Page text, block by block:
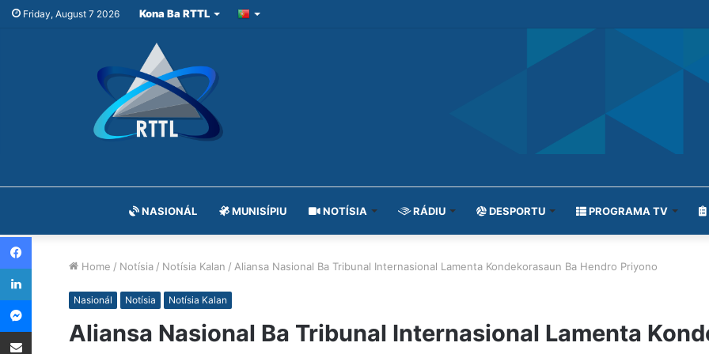
Friday, August 7 2026 Kona Ba RTTL
NASIONÁL MUNISÍPIU NOTÍSIA RÁDIU DESPORTU PROGRAMA TV
Home / Notísia / Notísia Kalan / Aliansa Nasional Ba Tribunal Internasional Lamenta Kondekorasaun Ba Hendro Priyono
Nasionál Notísia Notísia Kalan
Aliansa Nasional Ba Tribunal Internasional Lamenta
Facebook
LinkedIn
Messenger